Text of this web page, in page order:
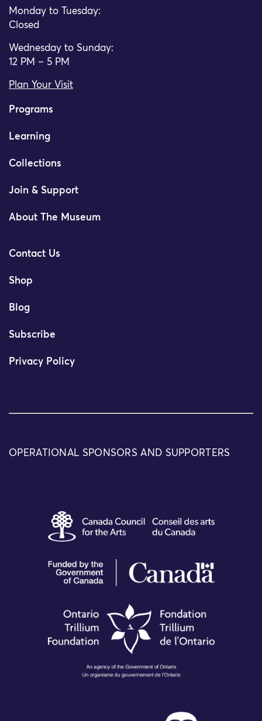
Monday to Tuesday:
Closed
Wednesday to Sunday:
12 PM – 5 PM
Plan Your Visit
Programs
Learning
Collections
Join & Support
About The Museum
Contact Us
Shop
Blog
Subscribe
Privacy Policy
OPERATIONAL SPONSORS AND SUPPORTERS